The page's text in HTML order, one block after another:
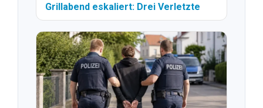
Grillabend eskaliert: Drei Verletzte